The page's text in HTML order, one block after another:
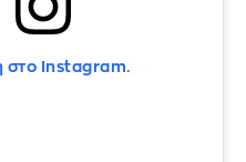
στο Instagram.